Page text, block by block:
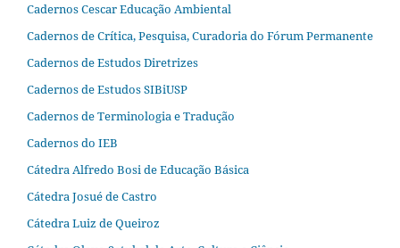
Cadernos Cescar Educação Ambiental
Cadernos de Crítica, Pesquisa, Curadoria do Fórum Permanente
Cadernos de Estudos Diretrizes
Cadernos de Estudos SIBiUSP
Cadernos de Terminologia e Tradução
Cadernos do IEB
Cátedra Alfredo Bosi de Educação Básica
Cátedra Josué de Castro
Cátedra Luiz de Queiroz